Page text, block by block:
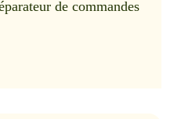
de commandes